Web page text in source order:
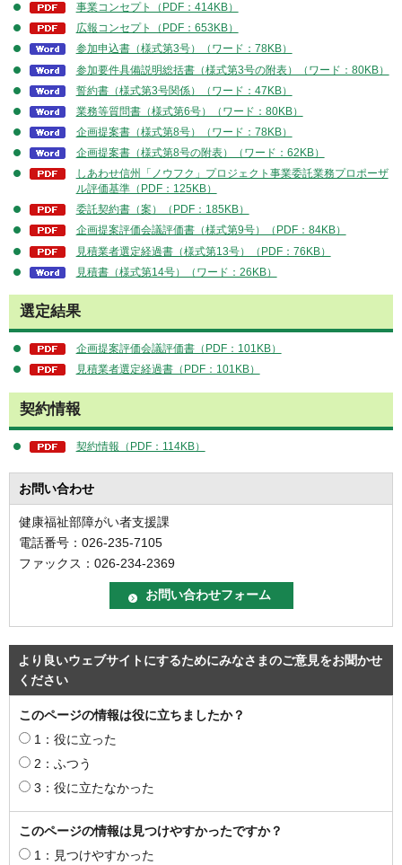
事業コンセプト（PDF：414KB）
広報コンセプト（PDF：653KB）
参加申込書（様式第3号）（ワード：78KB）
参加要件具備説明総括書（様式第3号の附表）（ワード：80KB）
誓約書（様式第3号関係）（ワード：47KB）
業務等質問書（様式第6号）（ワード：80KB）
企画提案書（様式第8号）（ワード：78KB）
企画提案書（様式第8号の附表）（ワード：62KB）
しあわせ信州「ノウフク」プロジェクト事業委託業務プロポーザ
ル評価基準（PDF：125KB）
委託契約書（案）（PDF：185KB）
企画提案評価会議評価書（様式第9号）（PDF：84KB）
見積業者選定経過書（様式第13号）（PDF：76KB）
見積書（様式第14号）（ワード：26KB）
選定結果
企画提案評価会議評価書（PDF：101KB）
見積業者選定経過書（PDF：101KB）
契約情報
契約情報（PDF：114KB）
お問い合わせ
健康福祉部障がい者支援課
電話番号：026-235-7105
ファックス：026-234-2369
より良いウェブサイトにするためにみなさまのご意見をお聞かせ
ください
このページの情報は役に立ちましたか？
1：役に立った
2：ふつう
3：役に立たなかった
このページの情報は見つけやすかったですか？
1：見つけやすかった